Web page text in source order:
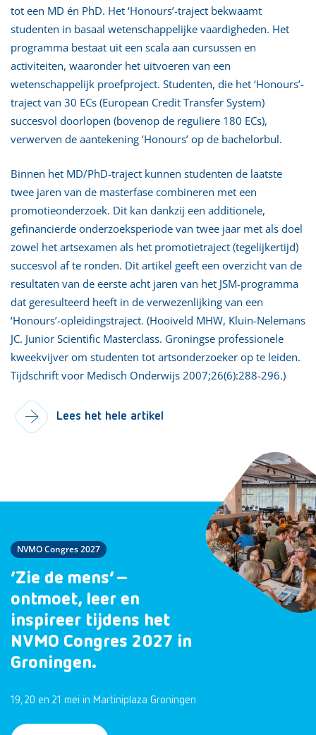
tot een MD én PhD. Het ‘Honours’-traject bekwaamt
studenten in basaal wetenschappelijke vaardigheden. Het
programma bestaat uit een scala aan cursussen en
activiteiten, waaronder het uitvoeren van een
wetenschappelijk proefproject. Studenten, die het ‘Honours’-
traject van 30 ECs (European Credit Transfer System)
succesvol doorlopen (bovenop de reguliere 180 ECs),
verwerven de aantekening ‘Honours’ op de bachelorbul.
Binnen het MD/PhD-traject kunnen studenten de laatste
twee jaren van de masterfase combineren met een
promotieonderzoek. Dit kan dankzij een additionele,
gefinancierde onderzoeksperiode van twee jaar met als doel
zowel het artsexamen als het promotietraject (tegelijkertijd)
succesvol af te ronden. Dit artikel geeft een overzicht van de
resultaten van de eerste acht jaren van het JSM-programma
dat geresulteerd heeft in de verwezenlijking van een
‘Honours’-opleidingstraject. (Hooiveld MHW, Kluin-Nelemans
JC. Junior Scientific Masterclass. Groningse professionele
kweekvijver om studenten tot artsonderzoeker op te leiden.
Tijdschrift voor Medisch Onderwijs 2007;26(6):288-296.)
Lees het hele artikel
NVMO Congres 2027
‘Zie de mens’ –
ontmoet, leer en
inspireer tijdens het
NVMO Congres 2027 in
Groningen.
19, 20 en 21 mei in Martiniplaza Groningen